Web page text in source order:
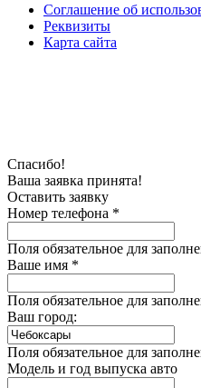
Соглашение об
Реквизиты
Карта сайта
Спасибо!
Ваша заявка принята!
Оставить заявку
Номер телефона *
Поля обязательное для
Ваше имя *
Поля обязательное для
Ваш город:
Поля обязательное для
Модель и год выпуска авто